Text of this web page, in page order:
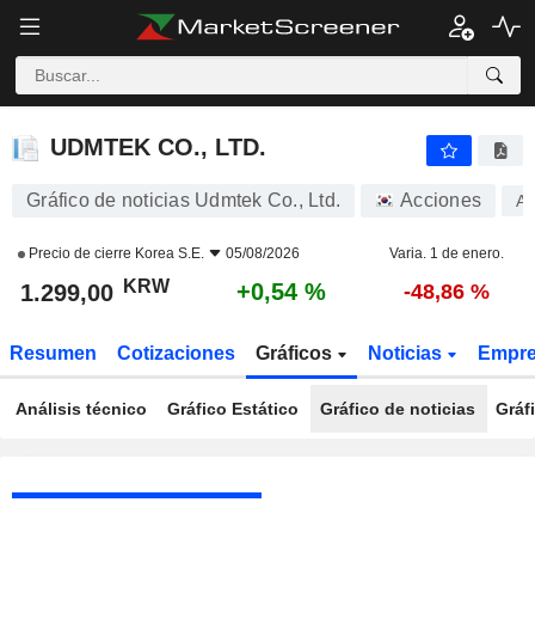
UDMTEK CO., LTD.
UDMTEK CO., LTD.
Gráfico de noticias Udmtek Co., Ltd. Acciones
Precio de cierre Korea S.E. 05/08/2026 Varia. 1 de enero.
1.299,00 KRW +0,54 % -48,86 %
Resumen Cotizaciones Gráficos Noticias
Análisis técnico Gráfico Estático Gráfico de noticias